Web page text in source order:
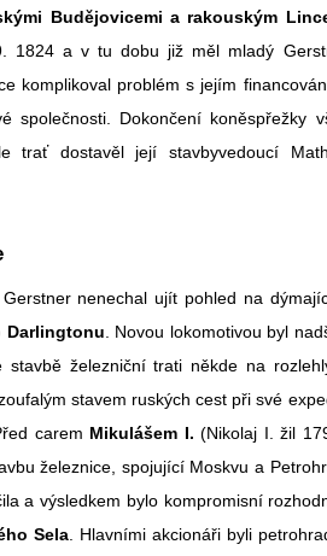
Budějovicemi a rakouským
1824 a v tu dobu již měl mladý
komplikoval problém s jejím
společnosti. Dokončení koněspřežky
trať dostavěl její stavbyvedoucí
nenechal ujít pohled na
Darlingtonu. Novou lokomotivou byl
železniční trati někde na
stavem ruských cest při své
carem Mikulášem I. (Nikolaj I. žil
železnice, spojující Moskvu a
a výsledkem bylo kompromisní
Sela. Hlavními akcionáři byli